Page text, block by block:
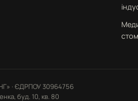
· ЄДРПОУ 30964756
буд. 10, кв. 80